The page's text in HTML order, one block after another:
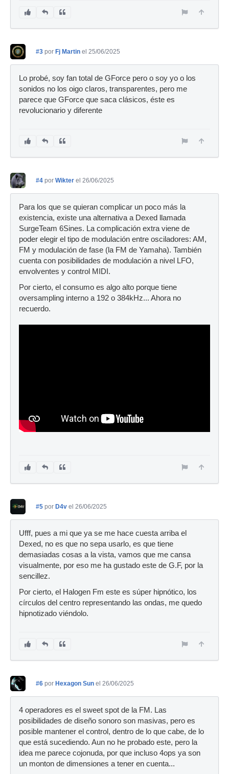
#3 por Fj Martin el 25/06/2025
Lo probé, soy fan total de GForce pero o soy yo o los
sonidos no los oigo claros, transparentes, pero me
parece que GForce que saca clásicos, éste es
revolucionario y diferente
#4 por Wikter el 26/06/2025
Para los que se quieran complicar un poco más la
existencia, existe una alternativa a Dexed llamada
SurgeTeam 6Sines. La complicación extra viene de
poder elegir el tipo de modulación entre osciladores: AM,
FM y modulación de fase (la FM de Yamaha). También
cuenta con posibilidades de modulación a nivel LFO,
envolventes y control MIDI.
Por cierto, el consumo es algo alto porque tiene
oversampling interno a 192 o 384kHz... Ahora no
recuerdo.
#5 por D4v el 26/06/2025
Ufff, pues a mi que ya se me hace cuesta arriba el
Dexed, no es que no sepa usarlo, es que tiene
demasiadas cosas a la vista, vamos que me cansa
visualmente, por eso me ha gustado este de G.F, por la
sencillez.
Por cierto, el Halogen Fm este es súper hipnótico, los
círculos del centro representando las ondas, me quedo
hipnotizado viéndolo.
#6 por Hexagon Sun el 26/06/2025
4 operadores es el sweet spot de la FM. Las
posibilidades de diseño sonoro son masivas, pero es
posible mantener el control, dentro de lo que cabe, de lo
que está sucediendo. Aun no he probado este, pero la
idea me parece cojonuda, por que incluso 4ops ya son
un monton de dimensiones a tener en cuenta...